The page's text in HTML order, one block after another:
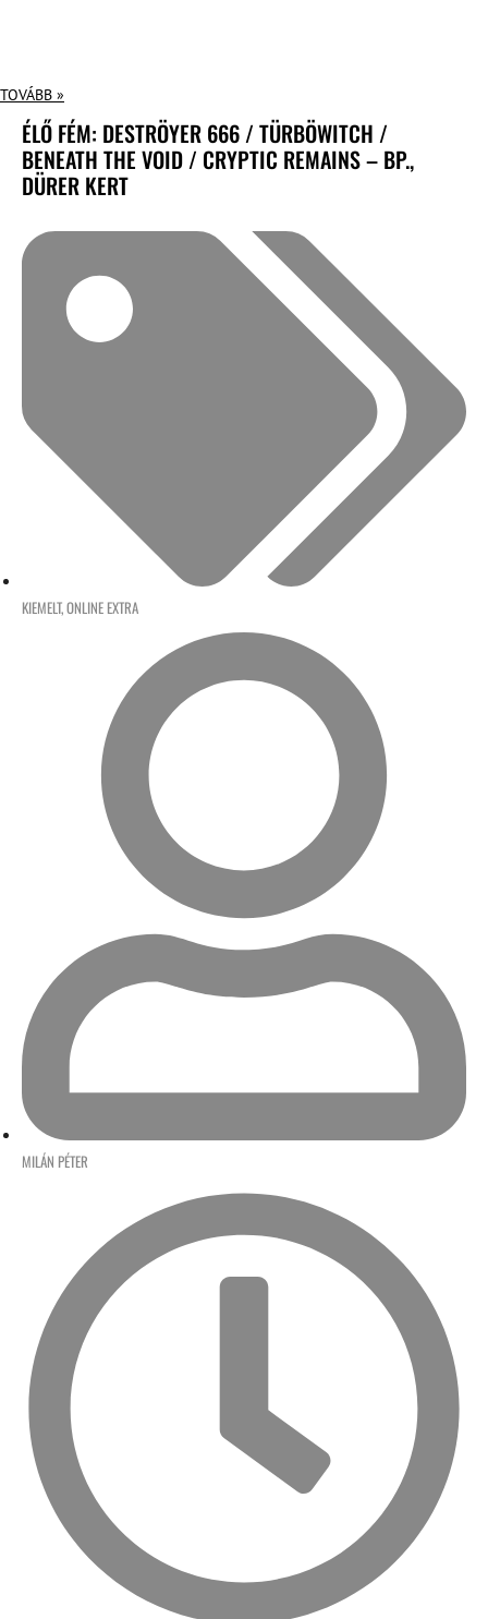
TOVÁBB »
ÉLŐ FÉM: DESTRÖYER 666 / TÜRBÖWITCH /
BENEATH THE VOID / CRYPTIC REMAINS – BP.,
DÜRER KERT
KIEMELT,ONLINE EXTRA
MILÁN PÉTER